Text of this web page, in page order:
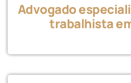
Advogado
trabalhista